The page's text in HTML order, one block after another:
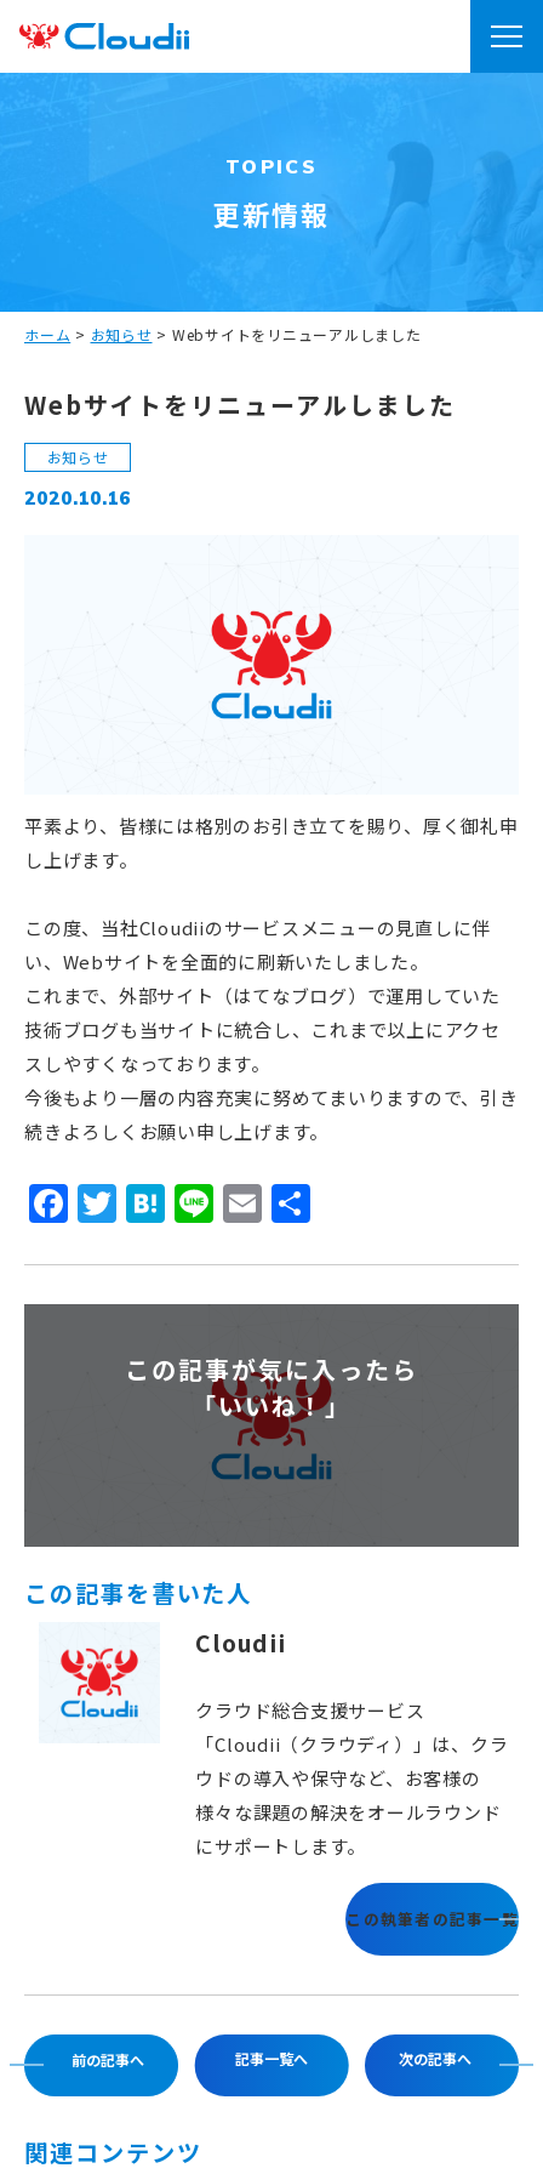
TOPICS
更新情報
ホーム > お知らせ > Webサイトをリニューアルしました
Webサイトをリニューアルしました
お知らせ
2020.10.16
平素より、皆様には格別のお引き立てを賜り、厚く御礼申
し上げます。
この度、当社Cloudiiのサービスメニューの見直しに伴
い、Webサイトを全面的に刷新いたしました。
これまで、外部サイト（はてなブログ）で運用していた
技術ブログも当サイトに統合し、これまで以上にアクセ
スしやすくなっております。
今後もより一層の内容充実に努めてまいりますので、引き
続きよろしくお願い申し上げます。
Facebook
Twitter
Hatena
LineEmail
この記事が気に入ったら
「いいね！」
この記事を書いた人
Cloudii
クラウド総合支援サービス
「Cloudii（クラウディ）」は、クラ
ウドの導入や保守など、お客様の
様々な課題の解決をオールラウンド
にサポートします。
この執筆者の記事一覧
前の記事へ 記事一覧へ 次の記事へ
関連コンテンツ